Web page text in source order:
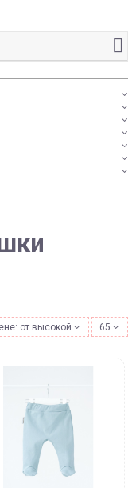
от высокой к низкой
65